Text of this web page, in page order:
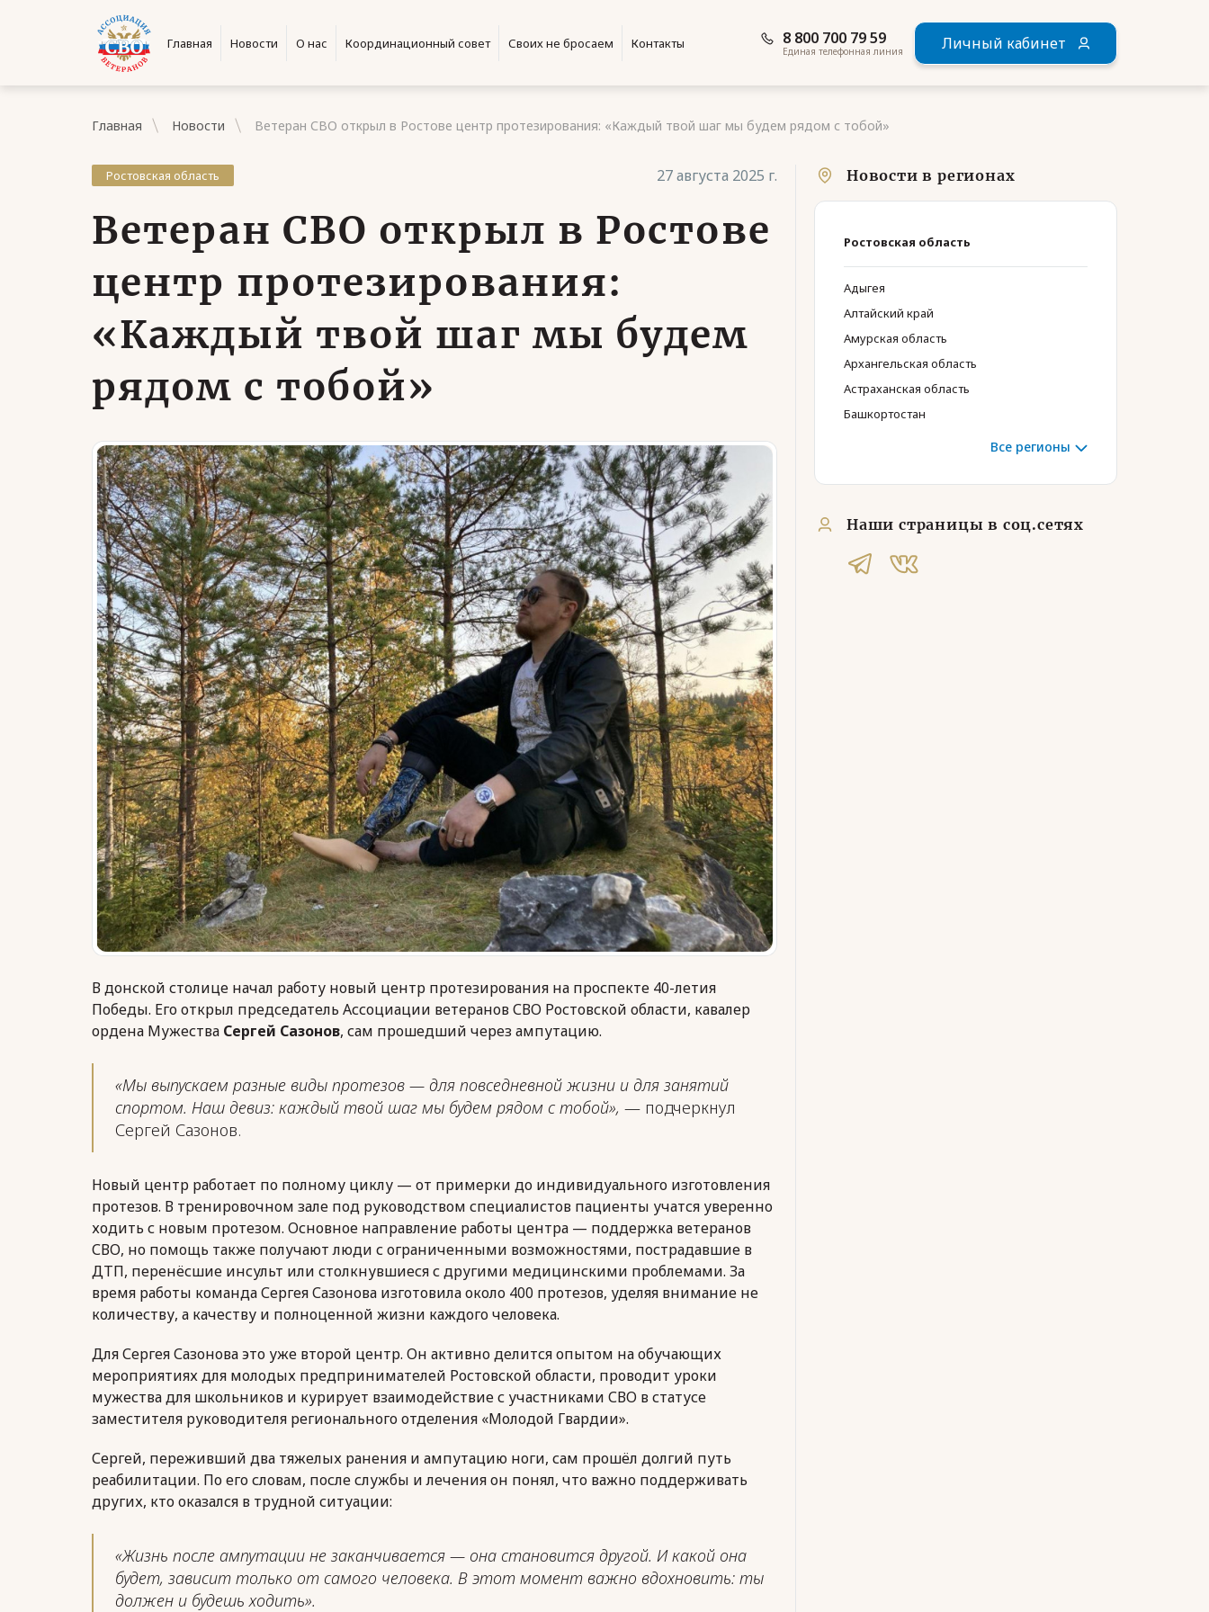
Главная Новости О нас Координационный совет Своих не бросаем Контакты 8 800 700 79 59
Единая телефонная линия Личный кабинет
Главная Новости Ветеран СВО открыл в Ростове центр протезирования: «Каждый твой шаг мы будем рядом с тобой»
Ростовская область 27 августа 2025 г.
Ветеран СВО открыл в Ростове
центр протезирования:
«Каждый твой шаг мы будем
рядом с тобой»
В донской столице начал работу новый центр протезирования на проспекте 40-летия
Победы. Его открыл председатель Ассоциации ветеранов СВО Ростовской области, кавалер
ордена Мужества Сергей Сазонов, сам прошедший через ампутацию.
«Мы выпускаем разные виды протезов — для повседневной жизни и для занятий
спортом. Наш девиз: каждый твой шаг мы будем рядом с тобой», — подчеркнул
Сергей Сазонов.
Новый центр работает по полному циклу — от примерки до индивидуального изготовления
протезов. В тренировочном зале под руководством специалистов пациенты учатся уверенно
ходить с новым протезом. Основное направление работы центра — поддержка ветеранов
СВО, но помощь также получают люди с ограниченными возможностями, пострадавшие в
ДТП, перенёсшие инсульт или столкнувшиеся с другими медицинскими проблемами. За
время работы команда Сергея Сазонова изготовила около 400 протезов, уделяя внимание не
количеству, а качеству и полноценной жизни каждого человека.
Для Сергея Сазонова это уже второй центр. Он активно делится опытом на обучающих
мероприятиях для молодых предпринимателей Ростовской области, проводит уроки
мужества для школьников и курирует взаимодействие с участниками СВО в статусе
заместителя руководителя регионального отделения «Молодой Гвардии».
Сергей, переживший два тяжелых ранения и ампутацию ноги, сам прошёл долгий путь
реабилитации. По его словам, после службы и лечения он понял, что важно поддерживать
других, кто оказался в трудной ситуации:
«Жизнь после ампутации не заканчивается — она становится другой. И какой она
будет, зависит только от самого человека. В этот момент важно вдохновить: ты
должен и будешь ходить».
Новости в регионах
Ростовская область
Адыгея
Алтайский край
Амурская область
Архангельская область
Астраханская область
Башкортостан
Все регионы
Наши страницы в соц.сетях